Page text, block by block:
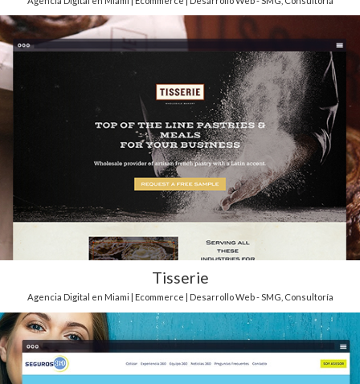
Tisserie
Agencia Digital en Miami | Ecommerce | Desarrollo Web - SMG Consultoría